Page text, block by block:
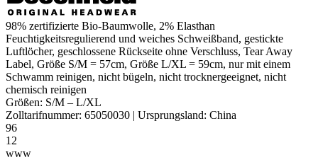
98% zertifizierte Bio-Baumwolle, 2% Elasthan
Feuchtigkeitsregulierend und weiches Schweißband, gestickte
Luftlöcher, geschlossene Rückseite ohne Verschluss, Tear Away
Label, Größe S/M = 57cm, Größe L/XL = 59cm, nur mit einem
Schwamm reinigen, nicht bügeln, nicht trocknergeeignet, nicht
chemisch reinigen
Größen: S/M – L/XL
Zolltarifnummer: 65050030 | Ursprungsland: China
96
12
www